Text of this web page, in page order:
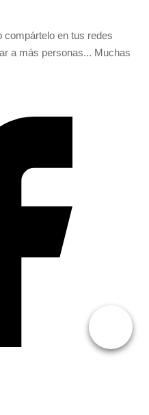
compártelo en tus redes
a más personas... Muchas